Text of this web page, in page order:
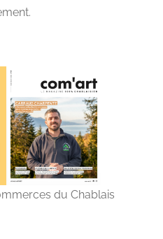
du Chablais